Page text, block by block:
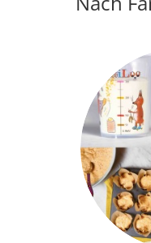
Schritt für